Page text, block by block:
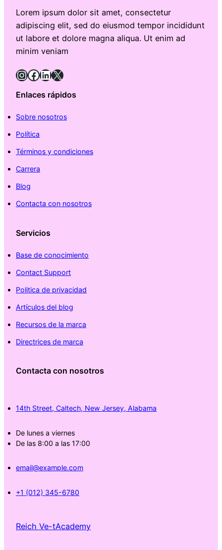
Lorem ipsum dolor sit amet, consectetur
adipiscing elit, sed do eiusmod tempor incididunt
ut labore et dolore magna aliqua. Ut enim ad
minim veniam
InstagramFacebook LinkedIn X
Enlaces rápidos
Sobre nosotros
Política
Términos y condiciones
Carrera
Blog
Contacta con nosotros
Servicios
Base de conocimiento
Contact Support
Politica de privacidad
Artículos del blog
Recursos de la marca
Directrices de marca
Contacta con nosotros
14th Street, Caltech, New Jersey, Alabama
De lunes a viernes
De las 8:00 a las 17:00
email@example.com
+1 (012) 345-6780
Reich Ve-tAcademy